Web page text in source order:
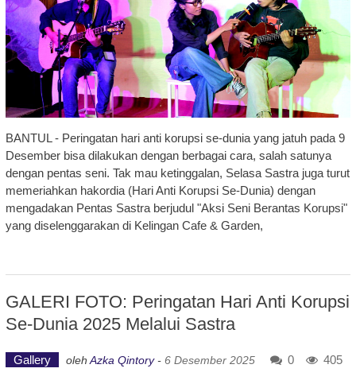
BANTUL - Peringatan hari anti korupsi se-dunia yang jatuh pada 9
Desember bisa dilakukan dengan berbagai cara, salah satunya
dengan pentas seni. Tak mau ketinggalan, Selasa Sastra juga turut
memeriahkan hakordia (Hari Anti Korupsi Se-Dunia) dengan
mengadakan Pentas Sastra berjudul "Aksi Seni Berantas Korupsi"
yang diselenggarakan di Kelingan Cafe & Garden,
GALERI FOTO: Peringatan Hari Anti Korupsi
Se-Dunia 2025 Melalui Sastra
Gallery oleh Azka Qintory- 6 Desember 2025 0 405